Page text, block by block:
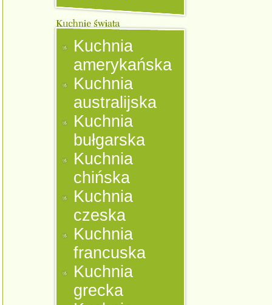
Kuchnia
amerykańska
Kuchnia
australijska
Kuchnia
bułgarska
Kuchnia
chińska
Kuchnia
czeska
Kuchnia
francuska
Kuchnia
grecka